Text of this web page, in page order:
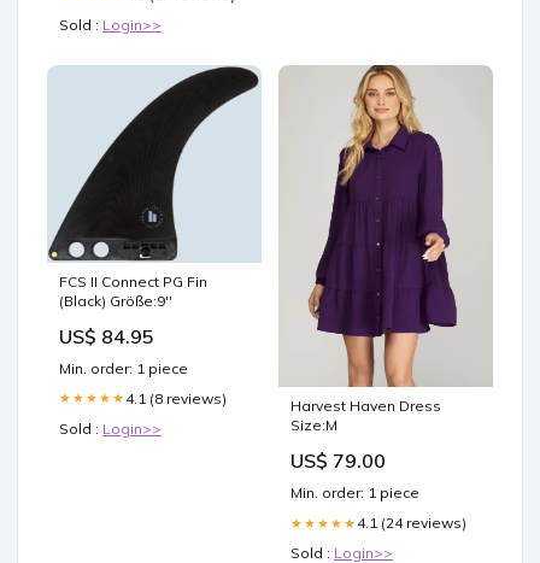
Sold : Login>>
FCS II Connect PG Fin
(Black) Größe:9''
US$ 84.95
Min. order: 1 piece
★★★★★ 4.1 (8 reviews)
Sold : Login>>
Harvest Haven Dress
Size:M
US$ 79.00
Min. order: 1 piece
★★★★★ 4.1 (24 reviews)
Sold : Login>>